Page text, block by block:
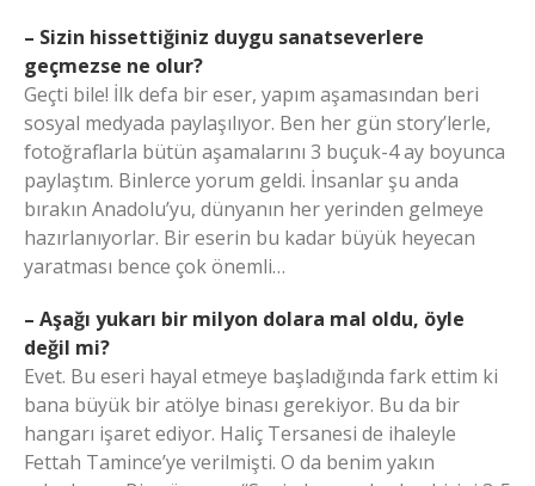
– Sizin hissettiğiniz duygu sanatseverlere
geçmezse ne olur?
Geçti bile! İlk defa bir eser, yapım aşamasından beri
sosyal medyada paylaşılıyor. Ben her gün story’lerle,
fotoğraflarla bütün aşamalarını 3 buçuk-4 ay boyunca
paylaştım. Binlerce yorum geldi. İnsanlar şu anda
bırakın Anadolu’yu, dünyanın her yerinden gelmeye
hazırlanıyorlar. Bir eserin bu kadar büyük heyecan
yaratması bence çok önemli…
– Aşağı yukarı bir milyon dolara mal oldu, öyle
değil mi?
Evet. Bu eseri hayal etmeye başladığında fark ettim ki
bana büyük bir atölye binası gerekiyor. Bu da bir
hangarı işaret ediyor. Haliç Tersanesi de ihaleyle
Fettah Tamince’ye verilmişti. O da benim yakın